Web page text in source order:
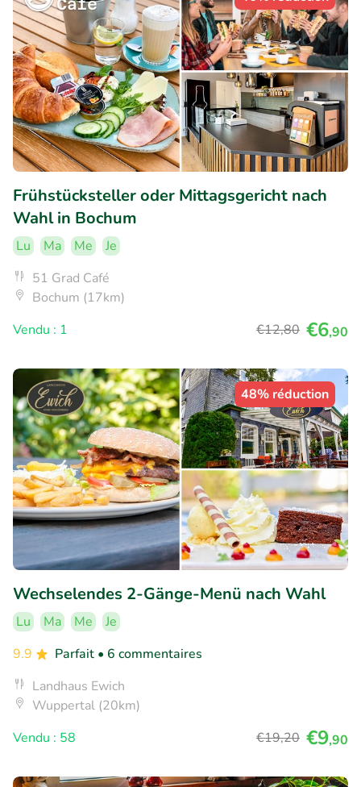
Frühstücksteller oder Mittagsgericht nach
Wahl in Bochum
Lu Ma Me
Je
51 Grad Café
Bochum (17km)
Vendu : 1
€12,80 €6,90
48% réduction
Wechselendes 2-Gänge-Menü nach Wahl
Lu Ma Me
Je
9.9
Parfait • 6 commentaires
Landhaus Ewich
Wuppertal (20km)
Vendu : 58
€19,20 €9,90